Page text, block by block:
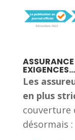
ASSURANCE
Les
en plus
couverture
désormais :